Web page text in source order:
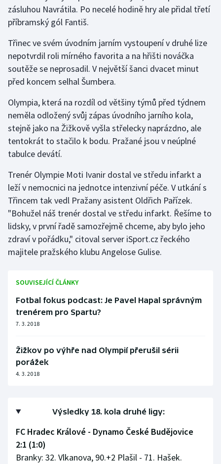
zásluhou Navrátila. Po necelé hodině hry ale přidal třetí
příbramský gól Fantiš.
Třinec ve svém úvodním jarním vystoupení v druhé lize
nepotvrdil roli mírného favorita a na hřišti nováčka
soutěže se neprosadil. V největší šanci dvacet minut
před koncem selhal Šumbera.
Olympia, která na rozdíl od většiny týmů před týdnem
neměla odložený svůj zápas úvodního jarního kola,
stejně jako na Žižkově vyšla střelecky naprázdno, ale
tentokrát to stačilo k bodu. Pražané jsou v neúplné
tabulce devátí.
Trenér Olympie Moti Ivanir dostal ve středu infarkt a
leží v nemocnici na jednotce intenzivní péče. V utkání s
Třincem tak vedl Pražany asistent Oldřich Pařízek.
"Bohužel náš trenér dostal ve středu infarkt. Řešíme to
lidsky, v první řadě samozřejmě chceme, aby bylo jeho
zdraví v pořádku," citoval server iSport.cz řeckého
majitele pražského klubu Angelose Gulise.
SOUVISEJÍCÍ ČLÁNKY
Fotbal fokus podcast: Je Pavel Hapal správným
trenérem pro Spartu?
7. 3. 2018
Žižkov po výhře nad Olympií přerušil sérii
porážek
4. 3. 2018
Výsledky 18. kola druhé ligy:
FC Hradec Králové - Dynamo České Budějovice
2:1 (1:0)
Branky: 32. Vlkanova, 90.+2 Plašil - 71. Hašek.